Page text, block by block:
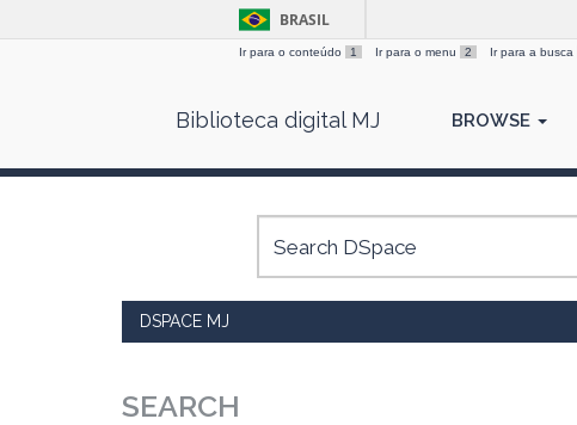
BRASIL
Ir para o conteúdo 1 Ir para o menu 2 Ir para a busca
Biblioteca digital MJ BROWSE
DSPACE MJ
SEARCH